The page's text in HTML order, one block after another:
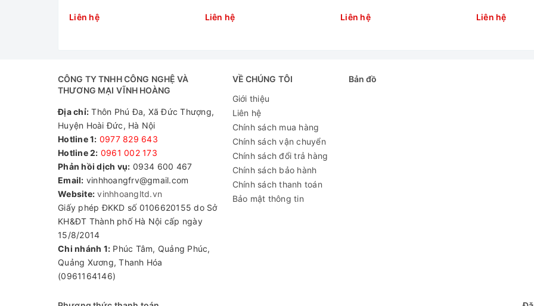
Áp lực
Số người ăn
Thời gian chín
Vật liệu
Nhiên liệu
Bảo hành
Giá tủ cơm công nghiệp 12 khay
Tủ cơm công nghiệp 12 khay đang được bán tại Inox Vĩnh Hoàng với mức tại
Liên hệ Liên hệ Liên hệ Liên hệ
CÔNG TY TNHH CÔNG NGHỆ VÀ
THƯƠNG MẠI VĨNH HOÀNG
Địa chỉ: Thôn Phú Đa, Xã Đức Thượng,
Huyện Hoài Đức, Hà Nội
Hotline 1: 0977 829 643
Hotline 2: 0961 002 173​
Phản hồi dịch vụ: 0934 600 467
Email: vinhhoangfrv@gmail.com
Website: vinhhoangltd.vn
Giấy phép ĐKKD số 0106620155 do Sở
KH&ĐT Thành phố Hà Nội cấp ngày
15/8/2014
Chi nhánh 1: Phúc Tâm, Quảng Phúc,
Quảng Xương, Thanh Hóa
(0961164146)
VỀ CHÚNG TÔI
Giới thiệu
Liên hệ
Chính sách mua hàng
Chính sách vận chuyển
Chính sách đổi trả hàng
Chính sách bảo hành
Chính sách thanh toán
Bảo mật thông tin
Bản đồ